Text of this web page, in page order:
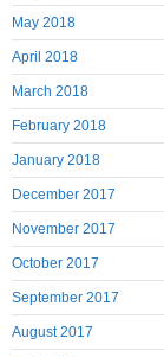
May 2018
April 2018
March 2018
February 2018
January 2018
December 2017
November 2017
October 2017
September 2017
August 2017